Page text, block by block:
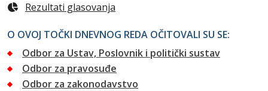
Rezultati glasovanja
O OVOJ TOČKI DNEVNOG REDA OČITOVALI SU SE:
Odbor za Ustav, Poslovnik i politički sustav
Odbor za pravosuđe
Odbor za zakonodavstvo